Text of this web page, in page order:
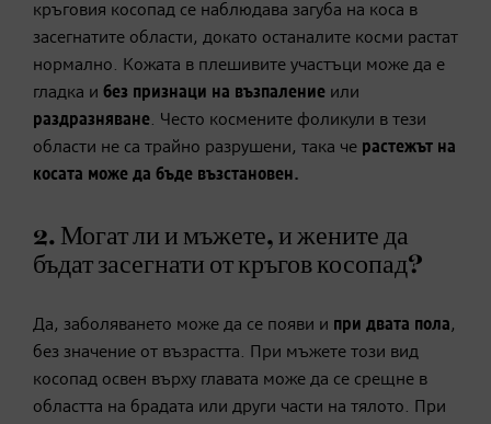
кръговия косопад се наблюдава загуба на коса в
засегнатите области, докато останалите косми растат
нормално. Кожата в плешивите участъци може да е
гладка и без признаци на възпаление или
раздразняване. Често космените фоликули в тези
области не са трайно разрушени, така че растежът на
косата може да бъде възстановен.
2. Могат ли и мъжете, и жените да
бъдат засегнати от кръгов косопад?
Да, заболяването може да се появи и при двата пола,
без значение от възрастта. При мъжете този вид
косопад освен върху главата може да се срещне в
областта на брадата или други части на тялото. При